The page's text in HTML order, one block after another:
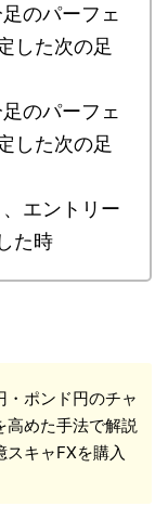
のパーフェ
した次の足
のパーフェ
した次の足
エントリー
た時
ポンド円のチャ
高めた手法で解説
スキャFXを購入